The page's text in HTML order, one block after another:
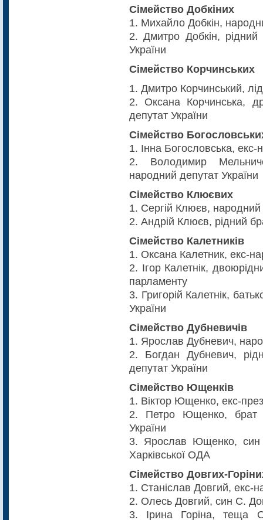
Сімейство Добкіних
1. Михайло Добкін,
2. Дмитро Добкін,
України
Сімейство Корчинських
1. Дмитро Корчинський,
2. Оксана Корчинська,
депутат України
Сімейство
1. Інна Богословська,
2. Володимир
народний депутат України
Сімейство Клюєвих
1. Сергій Клюєв, народний
2. Андрій Клюєв, рідний
Сімейство Калетників
1. Оксана Калетник, екс-
2. Ігор Калетнік,
парламенту
3. Григорій Калетнік,
України
Сімейство Дубневичів
1. Ярослав Дубневич,
2. Богдан Дубневич,
депутат України
Сімейство Ющенків
1. Віктор Ющенко, екс-
2. Петро Ющенко, брат
України
3. Ярослав Ющенко, син
Харківської ОДА
Сімейство Довгих-
1. Станіслав Довгий, екс-
2. Олесь Довгий, син С.
3. Ірина Горіна, теща